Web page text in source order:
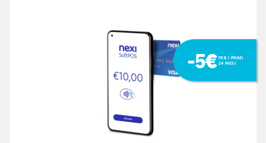
-5€ PER I PRIMI
24 MESI